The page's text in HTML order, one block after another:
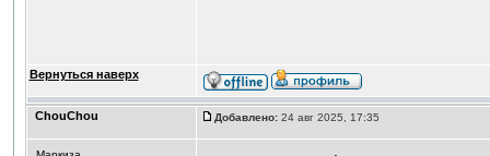
Вернуться наверх
ChouChou Добавлено:24 авг 2025, 17:35